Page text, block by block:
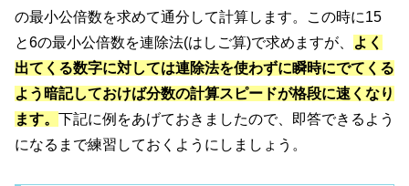
の最小公倍数を求めて通分して計算します。この時に15
と6の最小公倍数を連除法(はしご算)で求めますが、
よく
出てくる数字に対しては連除法を使わずに瞬時にでてくる
よう暗記しておけば分数の計算スピードが格段に速くなり
ます。 下記に例をあげておきましたので、即答できるよう
になるまで練習しておくようにしましょう。